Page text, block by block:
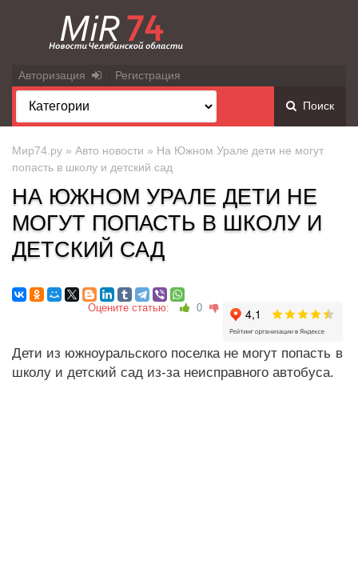
Авторизация Регистрация
Поиск
Мир74.ру » Авто новости » На Южном Урале дети не могут
попасть в школу и детский сад
НА ЮЖНОМ УРАЛЕ ДЕТИ НЕ
МОГУТ ПОПАСТЬ В ШКОЛУ И
ДЕТСКИЙ САД
Оцените статью: 0
Дети из южноуральского поселка не могут попасть в
школу и детский сад из-за неисправного автобуса.